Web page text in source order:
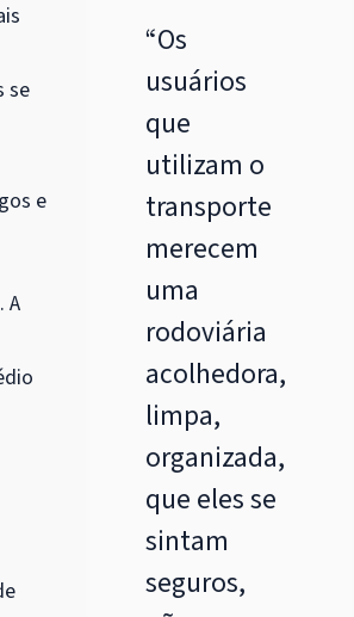
“Os
usuários
que
utilizam o
transporte
merecem
uma
rodoviária
acolhedora,
limpa,
organizada,
que eles se
sintam
seguros,
se
e
A